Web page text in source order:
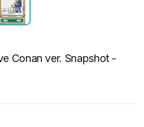
Conan ver. Snapshot -